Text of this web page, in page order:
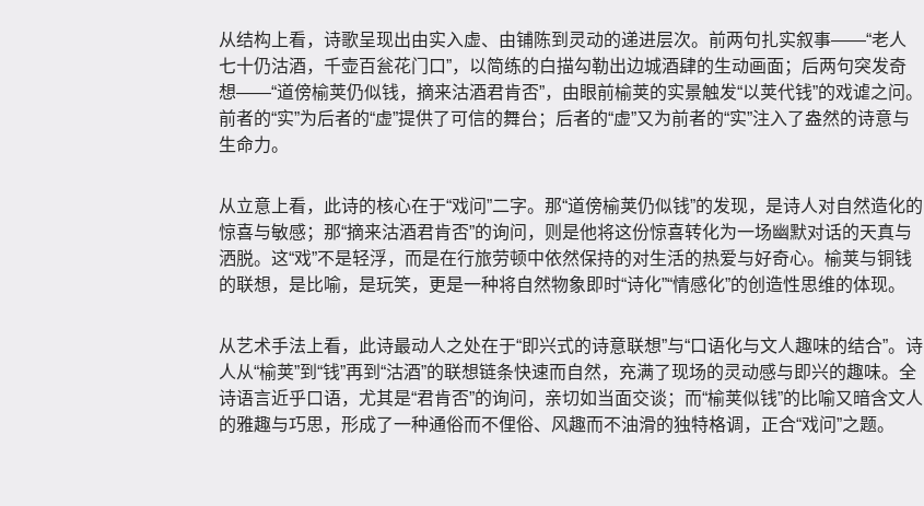
从结构上看，诗歌呈现出由实入虚、由铺陈到灵动的递进层次。前两句扎实叙事——“老人
七十仍沽酒，千壶百瓮花门口”，以简练的白描勾勒出边城酒肆的生动画面；后两句突发奇
想——“道傍榆荚仍似钱，摘来沽酒君肯否”，由眼前榆荚的实景触发“以荚代钱”的戏谑之问。
前者的“实”为后者的“虚”提供了可信的舞台；后者的“虚”又为前者的“实”注入了盎然的诗意与
生命力。
从立意上看，此诗的核心在于“戏问”二字。那“道傍榆荚仍似钱”的发现，是诗人对自然造化的
惊喜与敏感；那“摘来沽酒君肯否”的询问，则是他将这份惊喜转化为一场幽默对话的天真与
洒脱。这“戏”不是轻浮，而是在行旅劳顿中依然保持的对生活的热爱与好奇心。榆荚与铜钱
的联想，是比喻，是玩笑，更是一种将自然物象即时“诗化”“情感化”的创造性思维的体现。
从艺术手法上看，此诗最动人之处在于“即兴式的诗意联想”与“口语化与文人趣味的结合”。诗
人从“榆荚”到“钱”再到“沽酒”的联想链条快速而自然，充满了现场的灵动感与即兴的趣味。全
诗语言近乎口语，尤其是“君肯否”的询问，亲切如当面交谈；而“榆荚似钱”的比喻又暗含文人
的雅趣与巧思，形成了一种通俗而不俚俗、风趣而不油滑的独特格调，正合“戏问”之题。